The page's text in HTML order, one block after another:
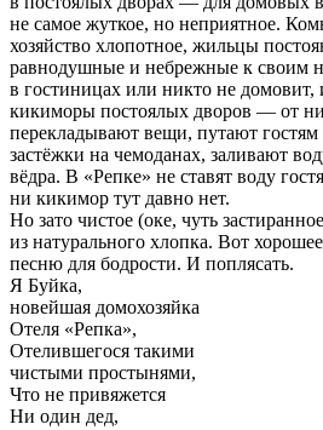
не самое жуткое, но неприятное.
хозяйство хлопотное, жильцы
равнодушные и небрежные к своим
в гостиницах или никто не
кикиморы постоялых дворов — от
перекладывают вещи, путают
застёжки на чемоданах, заливают
вёдра. В «Репке» не ставят воду
ни кикимор тут давно нет.
Но зато чистое (оке, чуть
из натурального хлопка. Вот
песню для бодрости. И поплясать.
Я Буйка,
новейшая домохозяйка
Отеля «Репка»,
Отелившегося такими
чистыми простынями,
Что не привяжется
Ни один дед,